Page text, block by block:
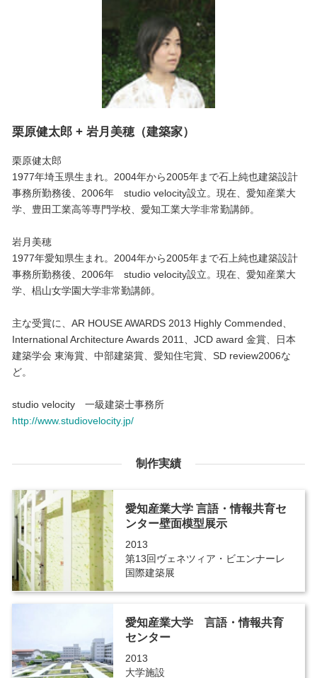
栗原健太郎 + 岩月美穂（建築家）
栗原健太郎
1977年埼玉県生まれ。2004年から2005年まで石上純也建築設計
事務所勤務後、2006年 studio velocity設立。現在、愛知産業大
学、豊田工業高等専門学校、愛知工業大学非常勤講師。
岩月美穂
1977年愛知県生まれ。2004年から2005年まで石上純也建築設計
事務所勤務後、2006年 studio velocity設立。現在、愛知産業大
学、椙山女学園大学非常勤講師。
主な受賞に、AR HOUSE AWARDS 2013 Highly Commended、
International Architecture Awards 2011、JCD award 金賞、日本
建築学会 東海賞、中部建築賞、愛知住宅賞、SD review2006な
ど。
studio velocity 一級建築士事務所
http://www.studiovelocity.jp/
制作実績
愛知産業大学 言語・情報共育セ
ンター壁面模型展示
2013
第13回ヴェネツィア・ビエンナーレ
国際建築展
愛知産業大学 言語・情報共育
センター
2013
大学施設